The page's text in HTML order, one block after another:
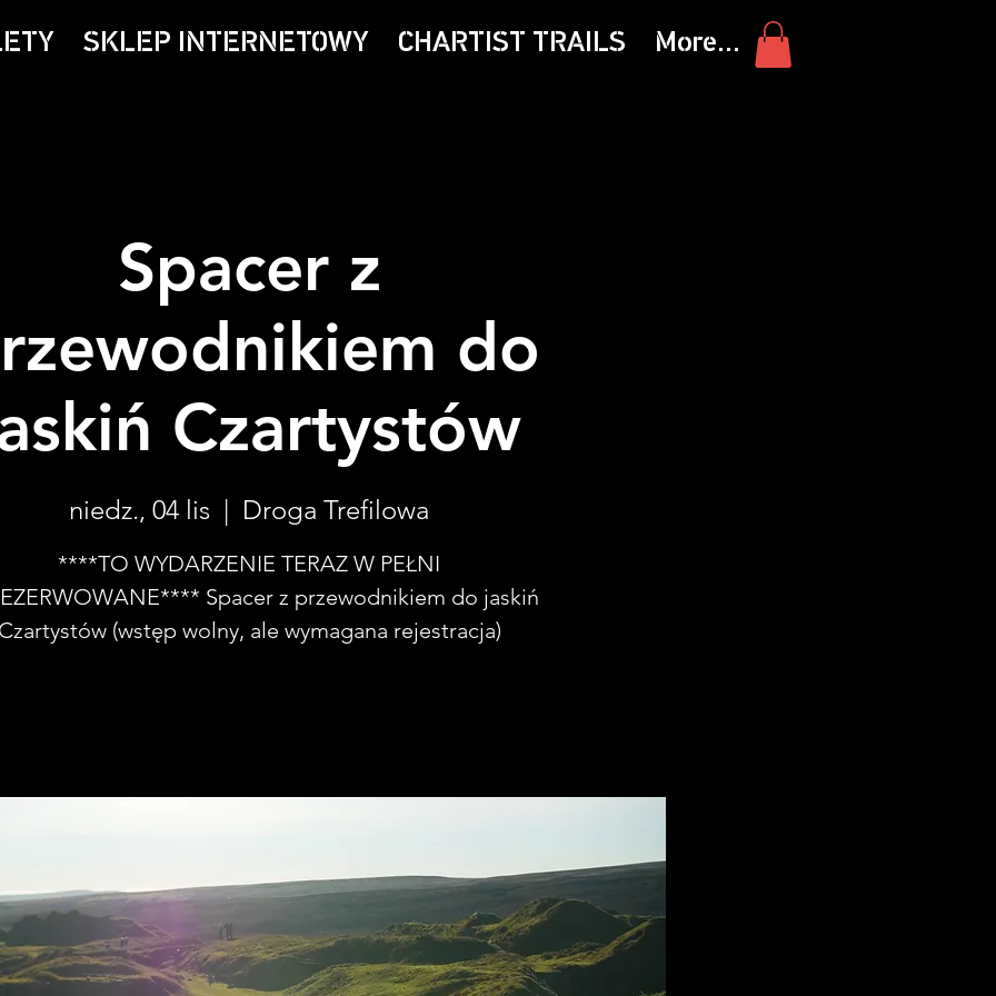
SKLEP INTERNETOWY CHARTIST TRAILS More...
Spacer z
do
Czartystów
niedz., 04 lis
  |
Droga Trefilowa
****TO WYDARZENIE TERAZ W PEŁNI
Spacer z przewodnikiem do jaskiń
(wstęp wolny, ale wymagana rejestracja)